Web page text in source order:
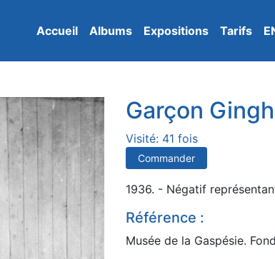
Accueil Albums Expositions Tarifs
Garçon
Visité: 41 fois
Commander
1936. - Négatif
Référence :
Musée de la Gaspésie.